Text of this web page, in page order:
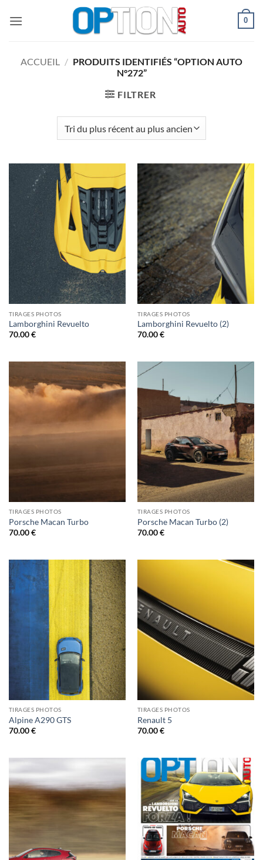
0
ACCUEIL / PRODUITS IDENTIFIÉS “OPTION AUTO
N°272”
FILTRER
TIRAGES PHOTOS
Lamborghini Revuelto
70.00€
TIRAGES PHOTOS
Lamborghini Revuelto (2)
70.00€
TIRAGES PHOTOS
Porsche Macan Turbo
70.00€
TIRAGES PHOTOS
Porsche Macan Turbo (2)
70.00€
TIRAGES PHOTOS
Alpine A290 GTS
70.00€
TIRAGES PHOTOS
Renault 5
70.00€